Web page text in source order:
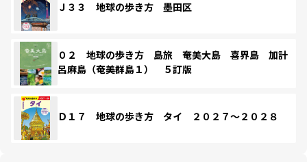
Ｊ３３ 地球の歩き方 墨田区
０２ 地球の歩き方 島旅 奄美大島 喜界島 加計
呂麻島（奄美群島１） ５訂版
Ｄ１７ 地球の歩き方 タイ ２０２７～２０２８